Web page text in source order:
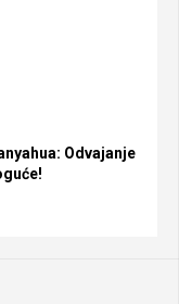
Odvajanje